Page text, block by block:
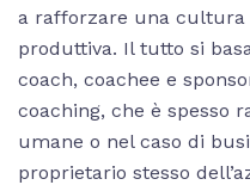
a rafforzare una cultura
produttiva. Il tutto si
coach, coachee e
coaching, che è spesso
umane o nel caso di
proprietario stesso